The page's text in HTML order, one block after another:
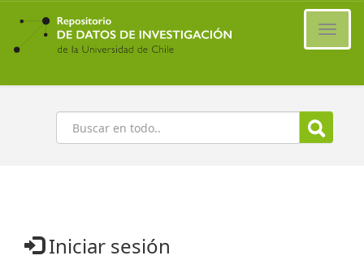
Ir
contenido
principal
Buscar
Iniciar sesión